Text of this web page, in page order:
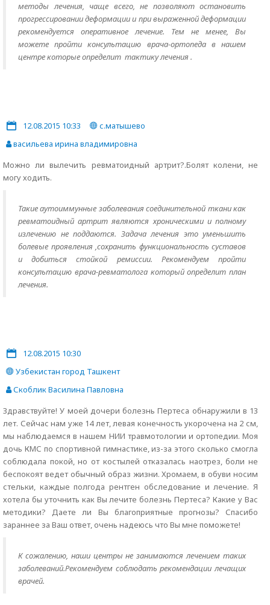
методы лечения, чаще всего, не позволяют остановить
прогрессировании деформации и при выраженной деформации
рекомендуется оперативное лечение. Тем не менее, Вы
можете пройти консультацию врача-ортопеда в нашем
центре которые определит тактику лечения .
12.08.2015 10:33
с.матышево
васильева ирина владимировна
Можно ли вылечить ревматоидный артрит?.Болят колени, не
могу ходить.
Такие аутоиммунные заболевания соединительной ткани как
ревматоидный артрит являются хроническими и полному
излечению не поддаются. Задача лечения это уменьшить
болевые проявления ,сохранить функциональность суставов
и добиться стойкой ремиссии. Рекомендуем пройти
консультацию врача-ревматолога который определит план
лечения.
12.08.2015 10:30
Узбекистан город Ташкент
Скоблик Василина Павловна
Здравствуйте! У моей дочери болезнь Пертеса обнаружили в 13
лет. Сейчас нам уже 14 лет, левая конечность укорочена на 2 см,
мы наблюдаемся в нашем НИИ травмотологии и ортопедии. Моя
дочь КМС по спортивной гимнастике, из-за этого сколько смогла
соблюдала покой, но от костылей отказалась наотрез, боли не
беспокоят ведет обычный образ жизни. Хромаем, в обуви носим
стельки, каждые полгода рентген обследование и лечение. Я
хотела бы уточнить как Вы лечите болезнь Пертеса? Какие у Вас
методики? Даете ли Вы благоприятные прогнозы? Спасибо
зараннее за Ваш ответ, очень надеюсь что Вы мне поможете!
К сожалению, наши центры не занимаются лечением таких
заболеваний.Рекомендуем соблюдать рекомендации лечащих
врачей.